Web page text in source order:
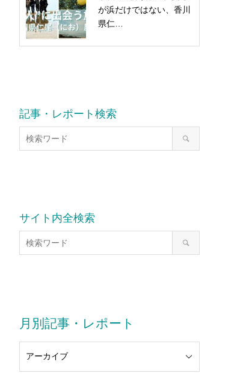
が浜だけではない、香川
県仁…
記事・レポート検索
サイト内全検索
月別記事・レポート